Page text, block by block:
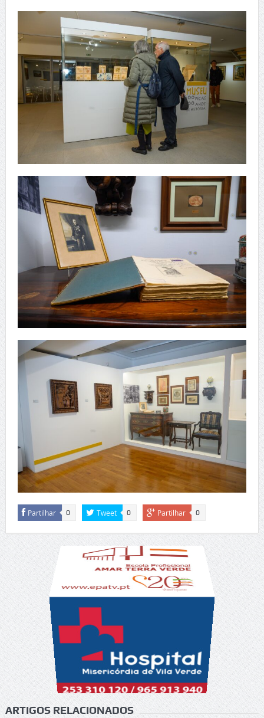
Partilhar 0 Tweet 0 Partilhar 0
ARTIGOS RELACIONADOS